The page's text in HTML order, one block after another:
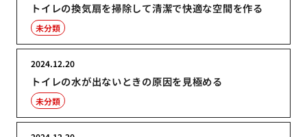
トイレの換気扇を掃除して清潔で快適な空間を作る
未分類
トイレの水が出ないときの原因を見極める
2024.12.20
未分類